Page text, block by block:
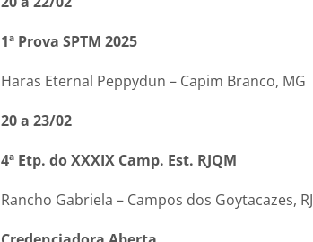
1ª Prova SPTM 2025
Haras Eternal Peppydun – Capim Branco, MG
20 a 23/02
4ª Etp. do XXXIX Camp. Est. RJQM
Rancho Gabriela – Campos dos Goytacazes, RJ